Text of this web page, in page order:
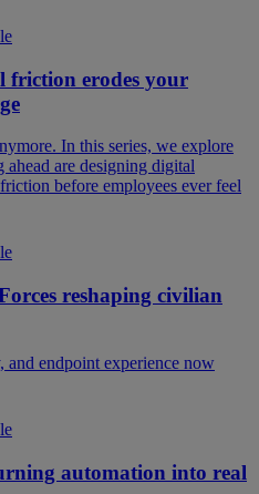
erodes your
In this series, we explore
are designing digital
before employees ever feel
reshaping civilian
endpoint experience now
automation into real